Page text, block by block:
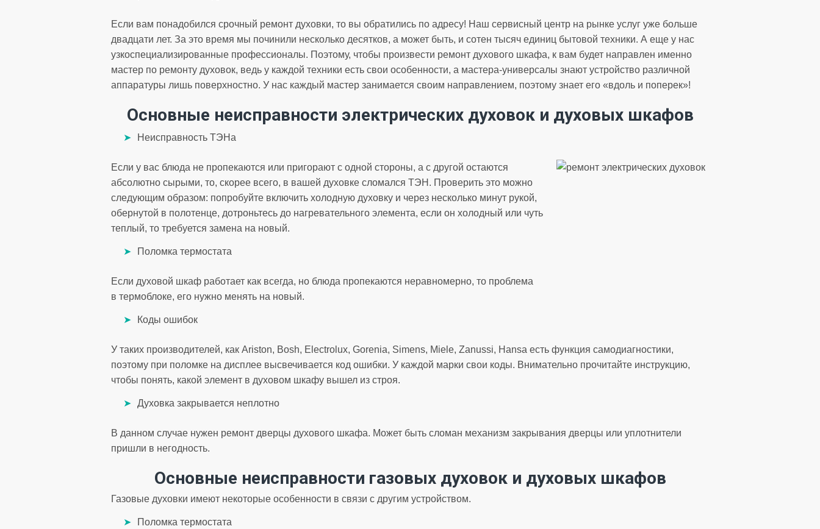
Если вам понадобился срочный ремонт духовки, то вы обратились по адресу! Наш сервисный центр на рынке услуг уже больше
двадцати лет. За это время мы починили несколько десятков, а может быть, и сотен тысяч единиц бытовой техники. А еще у нас
узкоспециализированные профессионалы. Поэтому, чтобы произвести ремонт духового шкафа, к вам будет направлен именно
мастер по ремонту духовок, ведь у каждой техники есть свои особенности, а мастера-универсалы знают устройство различной
аппаратуры лишь поверхностно. У нас каждый мастер занимается своим направлением, поэтому знает его «вдоль и поперек»!
Основные неисправности электрических духовок и духовых шкафов
Неисправность ТЭНа
Если у вас блюда не пропекаются или пригорают с одной стороны, а с другой остаются
абсолютно сырыми, то, скорее всего, в вашей духовке сломался ТЭН. Проверить это можно
следующим образом: попробуйте включить холодную духовку и через несколько минут рукой,
обернутой в полотенце, дотроньтесь до нагревательного элемента, если он холодный или чуть
теплый, то требуется замена на новый.
Поломка термостата
Если духовой шкаф работает как всегда, но блюда пропекаются неравномерно, то проблема
в термоблоке, его нужно менять на новый.
Коды ошибок
У таких производителей, как Ariston, Bosh, Electrolux, Gorenia, Simens, Miele, Zanussi, Hansa есть функция самодиагностики,
поэтому при поломке на дисплее высвечивается код ошибки. У каждой марки свои коды. Внимательно прочитайте инструкцию,
чтобы понять, какой элемент в духовом шкафу вышел из строя.
Духовка закрывается неплотно
В данном случае нужен ремонт дверцы духового шкафа. Может быть сломан механизм закрывания дверцы или уплотнители
пришли в негодность.
Основные неисправности газовых духовок и духовых шкафов
Газовые духовки имеют некоторые особенности в связи с другим устройством.
Поломка термостата